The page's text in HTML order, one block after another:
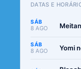
DATAS E
SÁB
8 AGO
SÁB
8 AGO Yomi